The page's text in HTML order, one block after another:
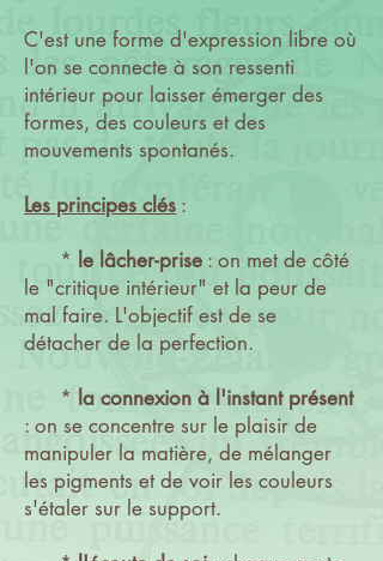
C'est une forme d'expression libre où
l'on se connecte à son ressenti
intérieur pour laisser émerger des
formes, des couleurs et des
mouvements spontanés.
Les principes clés :
* le lâcher-prise : on met de côté
le "critique intérieur" et la peur de
mal faire. L'objectif est de se
détacher de la perfection.
* la connexion à l'instant présent
: on se concentre sur le plaisir de
manipuler la matière, de mélanger
les pigments et de voir les couleurs
s'étaler sur le support.